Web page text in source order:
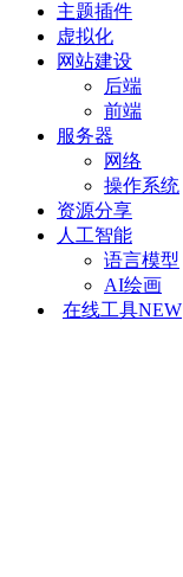
主题插件
虚拟化
网站建设
后端
前端
服务器
网络
操作系统
资源分享
人工智能
语言模型
AI绘画
在线工具NEW